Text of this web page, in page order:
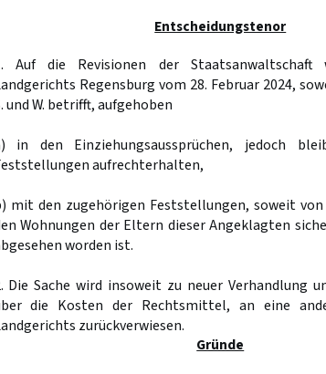
Entscheidungstenor
Auf die Revisionen der
Regensburg vom 28. Februar 2024,
und W. betrifft, aufgehoben
in den Einziehungsaussprüchen, jedoch
aufrechterhalten,
mit den zugehörigen Feststellungen, soweit
Wohnungen der Eltern dieser Angeklagten
worden ist.
Die Sache wird insoweit zu neuer Verhandlung
die Kosten der Rechtsmittel, an eine
zurückverwiesen.
Gründe